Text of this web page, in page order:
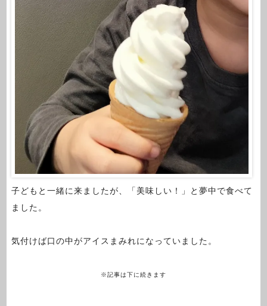
子どもと一緒に来ましたが、「美味しい！」と夢中で食べて
ました。
気付けば口の中がアイスまみれになっていました。
※記事は下に続きます